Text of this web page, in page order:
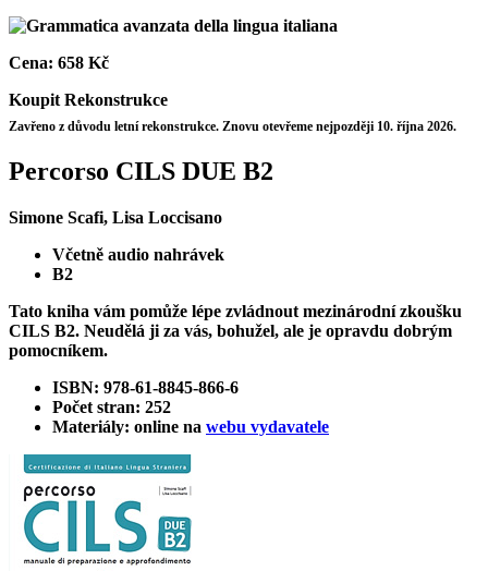
Cena: 658 Kč
Koupit Rekonstrukce
Zavřeno z důvodu letní rekonstrukce. Znovu otevřeme nejpozději 10. října 2026.
Percorso CILS DUE B2
Simone Scafi, Lisa Loccisano
Včetně audio nahrávek
B2
Tato kniha vám pomůže lépe zvládnout mezinárodní zkoušku
CILS B2. Neudělá ji za vás, bohužel, ale je opravdu dobrým
pomocníkem.
ISBN: 978-61-8845-866-6
Počet stran: 252
Materiály: online na webu vydavatele